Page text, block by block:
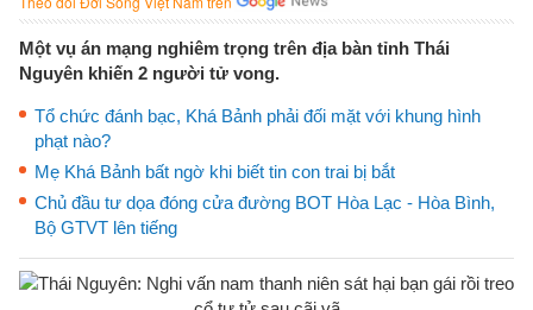
Một vụ án mạng nghiêm trọng trên địa bàn tỉnh Thái
Nguyên khiến 2 người tử vong.
Tổ chức đánh bạc, Khá Bảnh phải đối mặt với khung hình
phạt nào?
Mẹ Khá Bảnh bất ngờ khi biết tin con trai bị bắt
Chủ đầu tư dọa đóng cửa đường BOT Hòa Lạc - Hòa Bình,
Bộ GTVT lên tiếng